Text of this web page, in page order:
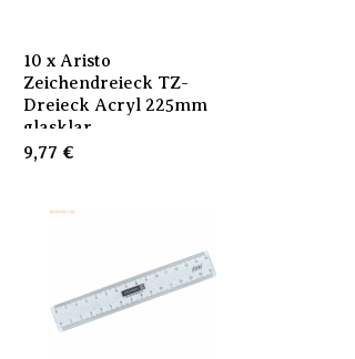
10 x Aristo
Zeichendreieck TZ-
Dreieck Acryl 225mm
glasklar
9,77 €